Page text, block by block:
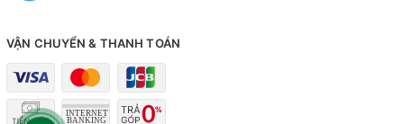
VẬN CHUYỂN & THANH TOÁN